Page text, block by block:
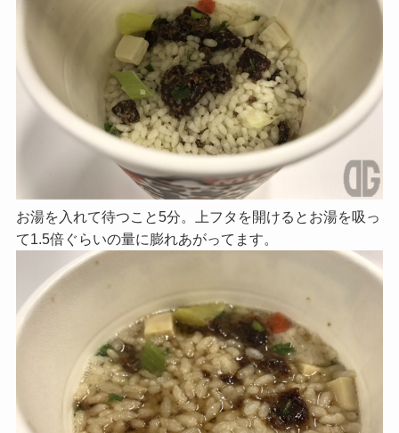
お湯を入れて待つこと5分。上フタを開けるとお湯を吸っ
て1.5倍ぐらいの量に膨れあがってます。